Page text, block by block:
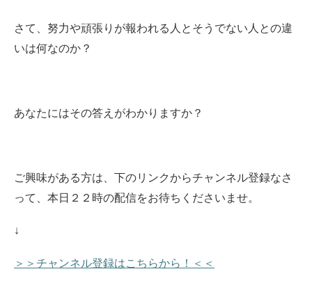
さて、努力や頑張りが報われる人とそうでない人との違
いは何なのか？
あなたにはその答えがわかりますか？
ご興味がある方は、下のリンクからチャンネル登録なさ
って、本日２２時の配信をお待ちくださいませ。
↓
＞＞チャンネル登録はこちらから！＜＜